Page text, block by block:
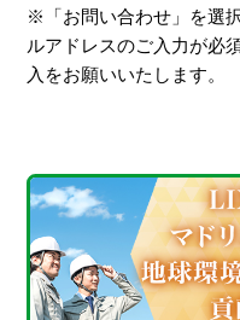
※「お問い合わせ」を選
ルアドレスのご入力が必
入をお願いいたします。